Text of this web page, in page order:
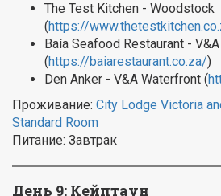
The Test Kitchen - Woodstock
(https://
Baía Seafood Restaurant -
(https://baiarestaurant.co.za/)
Den Anker - V&A Waterfront (
Проживание: City Lodge Victoria
Standard Room
Питание: Завтрак
День 9: Кейптаун